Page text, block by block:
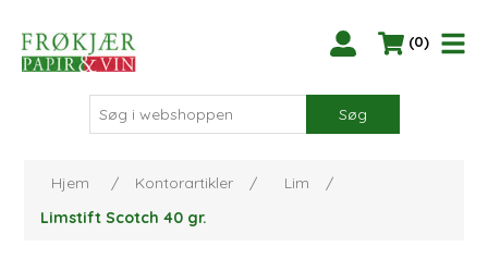
(0)
Søg
Hjem / Kontorartikler / Lim
/
Limstift Scotch 40 gr.